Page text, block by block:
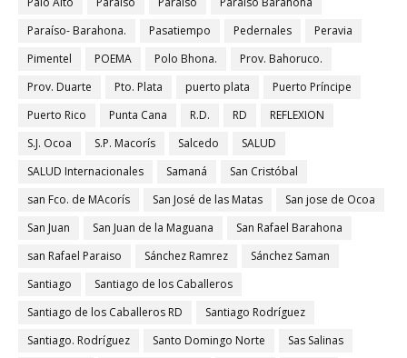
Paraíso- Barahona.
Pasatiempo Pedernales
Peravia
Pimentel
POEMA Polo Bhona.
Prov. Bahoruco.
Prov. Duarte
Pto. Plata puerto plata
Puerto Príncipe
Puerto Rico
Punta Cana R.D. RD
REFLEXION
S.J. Ocoa
S.P. Macorís Salcedo
SALUD
SALUD Internacionales
Samaná
San Cristóbal
san Fco. de MAcorís
San José de las Matas
San jose de Ocoa
San Juan
San Juan de la Maguana
San Rafael Barahona
san Rafael Paraiso
Sánchez Ramrez
Sánchez Saman
Santiago
Santiago de los Caballeros
Santiago de los Caballeros RD
Santiago Rodríguez
Santiago. Rodríguez
Santo Domingo Norte
Sas Salinas